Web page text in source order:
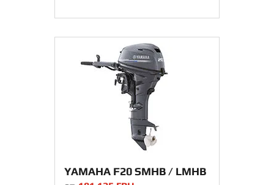
YAMAHA F20 SMHB / LMHB